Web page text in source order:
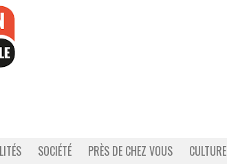
SOCIÉTÉ PRÈS DE CHEZ VOUS CULTURE